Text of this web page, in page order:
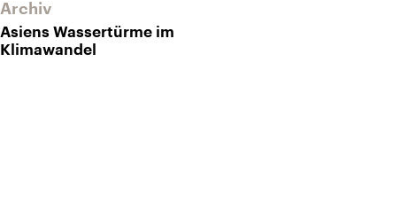
Archiv
Asiens Wassertürme im
Klimawandel